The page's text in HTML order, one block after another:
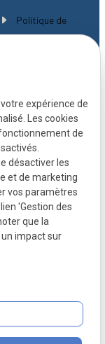
Politique de
à
vous
depuis
expérience de
Les cookies
de
désactiver les
et de marketing
vos paramètres
'Gestion des
que la
impact sur